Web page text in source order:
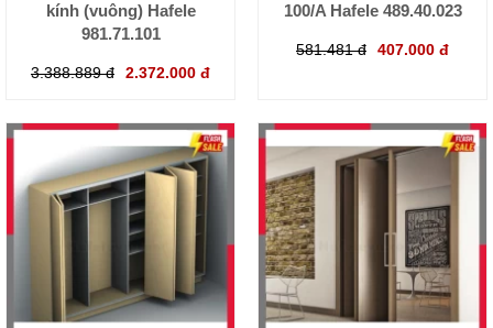
kính (vuông) Hafele
981.71.101
3.388.889 đ 2.372.000 đ
100/A Hafele 489.40.023
581.481 đ 407.000 đ